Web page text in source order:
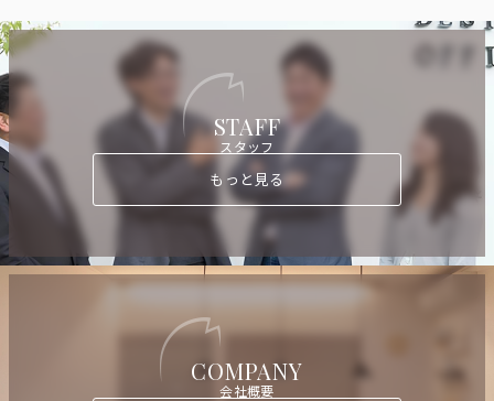
STAFF
スタッフ
もっと見る
COMPANY
会社概要